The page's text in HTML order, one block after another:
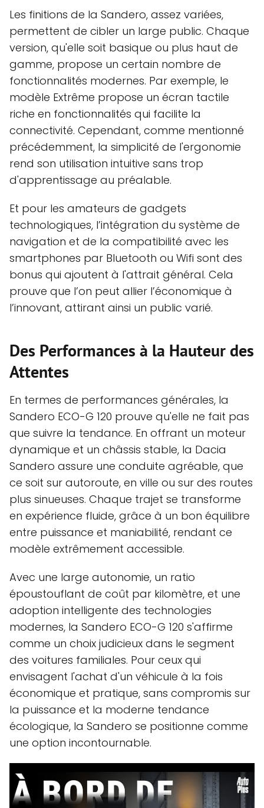
Les finitions de la Sandero, assez variées,
permettent de cibler un large public. Chaque
version, qu'elle soit basique ou plus haut de
gamme, propose un certain nombre de
fonctionnalités modernes. Par exemple, le
modèle Extrême propose un écran tactile
riche en fonctionnalités qui facilite la
connectivité. Cependant, comme mentionné
précédemment, la simplicité de l'ergonomie
rend son utilisation intuitive sans trop
d'apprentissage au préalable.
Et pour les amateurs de gadgets
technologiques, l’intégration du système de
navigation et de la compatibilité avec les
smartphones par Bluetooth ou Wifi sont des
bonus qui ajoutent à l'attrait général. Cela
prouve que l’on peut allier l’économique à
l’innovant, attirant ainsi un public varié.
Des Performances à la Hauteur des
Attentes
En termes de performances générales, la
Sandero ECO-G 120 prouve qu'elle ne fait pas
que suivre la tendance. En offrant un moteur
dynamique et un châssis stable, la Dacia
Sandero assure une conduite agréable, que
ce soit sur autoroute, en ville ou sur des routes
plus sinueuses. Chaque trajet se transforme
en expérience fluide, grâce à un bon équilibre
entre puissance et maniabilité, rendant ce
modèle extrêmement accessible.
Avec une large autonomie, un ratio
époustouflant de coût par kilomètre, et une
adoption intelligente des technologies
modernes, la Sandero ECO-G 120 s'affirme
comme un choix judicieux dans le segment
des voitures familiales. Pour ceux qui
envisagent l'achat d'un véhicule à la fois
économique et pratique, sans compromis sur
la puissance et la moderne tendance
écologique, la Sandero se positionne comme
une option incontournable.